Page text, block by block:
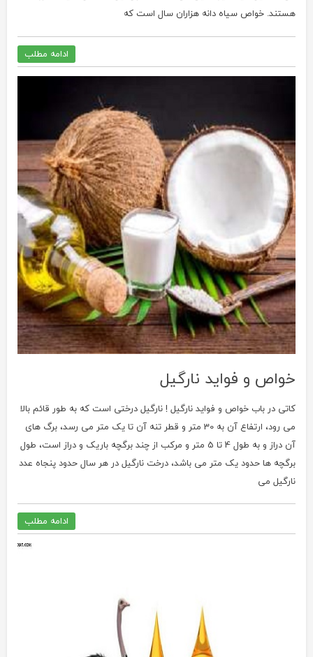
هستند. خواص سیاه دانه هزاران سال است که
ادامه مطلب
خواص و فواید نارگیل
کاتی در باب خواص و فواید نارگیل ! نارگیل درختی است که به طور قائم بالا
می رود، ارتفاع آن به 30 متر و قطر تنه آن تا یک متر می رسد، برگ های
آن دراز و به طول 4 تا 5 متر و مرکب از چند برگچه باریک و دراز است، طول
برگچه ها حدود یک متر می باشد، درخت نارگیل در هر سال حدود پنجاه عدد
نارگیل می
ادامه مطلب